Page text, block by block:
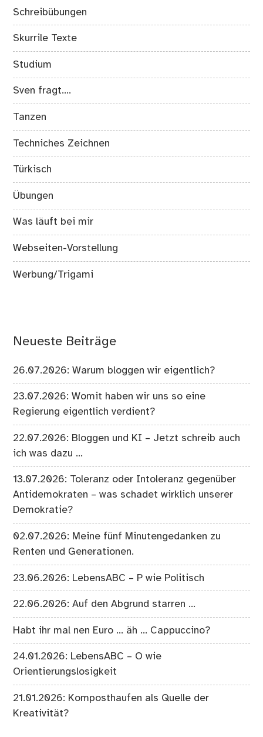
Schreibübungen
Skurrile Texte
Studium
Sven fragt….
Tanzen
Techniches Zeichnen
Türkisch
Übungen
Was läuft bei mir
Webseiten-Vorstellung
Werbung/Trigami
Neueste Beiträge
26.07.2026: Warum bloggen wir eigentlich?
23.07.2026: Womit haben wir uns so eine
Regierung eigentlich verdient?
22.07.2026: Bloggen und KI – Jetzt schreib auch
ich was dazu …
13.07.2026: Toleranz oder Intoleranz gegenüber
Antidemokraten – was schadet wirklich unserer
Demokratie?
02.07.2026: Meine fünf Minutengedanken zu
Renten und Generationen.
23.06.2026: LebensABC – P wie Politisch
22.06.2026: Auf den Abgrund starren …
Habt ihr mal nen Euro … äh … Cappuccino?
24.01.2026: LebensABC – O wie
Orientierungslosigkeit
21.01.2026: Komposthaufen als Quelle der
Kreativität?